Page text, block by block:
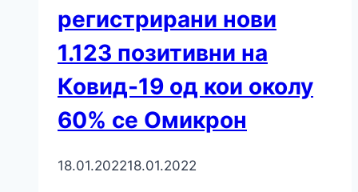
регистрирани нови
1.123 позитивни на
Ковид-19 од кои околу
60% се Омикрон
18.01.202218.01.2022